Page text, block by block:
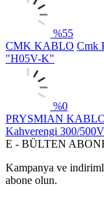
%55
CMK KABLO Cmk
"H05V-K"
%0
PRYSMIAN
Kahverengi 300/
E - BÜLTEN
Kampanya ve
abone olun.